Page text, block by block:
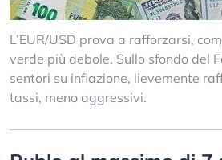
L’EUR/USD prova a rafforzarsi,
verde più debole. Sullo sfondo del
sentori su inflazione, lievemente
tassi, meno aggressivi.